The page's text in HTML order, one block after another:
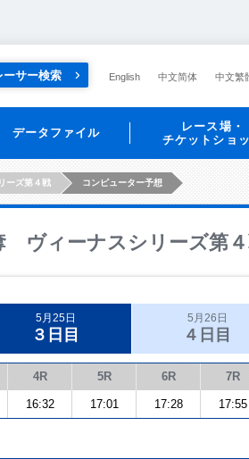
ーサー検索 English 中文简体 中文繁
データファイル
レース場・
チケットショ
ーズ第４戦 コンピューター予想
ヴィーナスシリーズ第
5月25日
３日目
5月26日
４日目
4R 5R 6R 7R
16:32 17:01 17:28 17:55